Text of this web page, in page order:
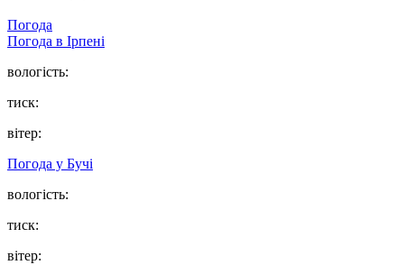
Погода
Погода в Ірпені
вологість:
тиск:
вітер:
Погода у Бучі
вологість:
тиск:
вітер: